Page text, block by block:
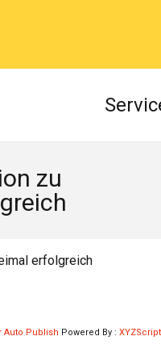
zu
erfolgreich
Auto Publish Powered By :